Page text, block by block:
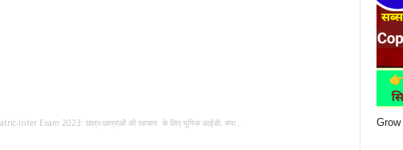
Inter Exam 2023: छात्र-छात्राओं की पहचान के लिए यूनिक आईडी, क्या...